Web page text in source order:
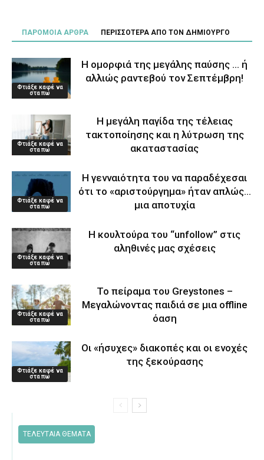
ΠΑΡΟΜΟΙΑ ΑΡΘΡΑ ΠΕΡΙΣΣΟΤΕΡΑ ΑΠΟ ΤΟΝ ΔΗΜΙΟΥΡΓΟ
Φτιάξε καφέ να
στα πω
Η ομορφιά της μεγάλης παύσης … ή
αλλιώς ραντεβού τον Σεπτέμβρη!
Φτιάξε καφέ να
στα πω
Η μεγάλη παγίδα της τέλειας
τακτοποίησης και η λύτρωση της
ακαταστασίας
Φτιάξε καφέ να
στα πω
Η γενναιότητα του να παραδέχεσαι
ότι το «αριστούργημα» ήταν απλώς…
μια αποτυχία
Φτιάξε καφέ να
στα πω
Η κουλτούρα του “unfollow” στις
αληθινές μας σχέσεις
Φτιάξε καφέ να
στα πω
Το πείραμα του Greystones –
Μεγαλώνοντας παιδιά σε μια offline
όαση
Φτιάξε καφέ να
στα πω
Οι «ήσυχες» διακοπές και οι ενοχές
της ξεκούρασης
ΤΕΛΕΥΤΑΙΑ ΘΕΜΑΤΑ